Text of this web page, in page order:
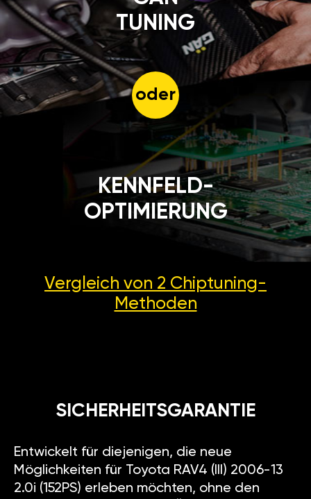
TUNING
oder
KENNFELD-
OPTIMIERUNG
Vergleich von 2 Chiptuning-
Methoden
SICHERHEITSGARANTIE
Entwickelt für diejenigen, die neue
Möglichkeiten für Toyota RAV4 (III) 2006-13
2.0i (152PS) erleben möchten, ohne den